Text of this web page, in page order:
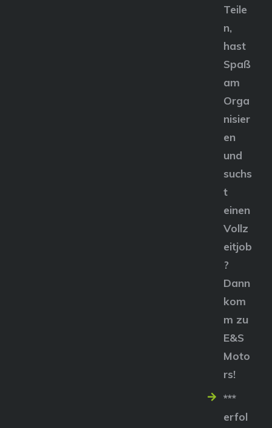
Teile
n,
hast
Spaß
am
Orga
nisier
en
und
suchs
t
einen
Vollz
eitjob
?
Dann
kom
m zu
E&S
Moto
rs!
***
erfol